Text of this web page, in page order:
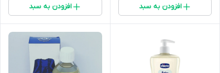
افزودن به سبد افزودن به سبد